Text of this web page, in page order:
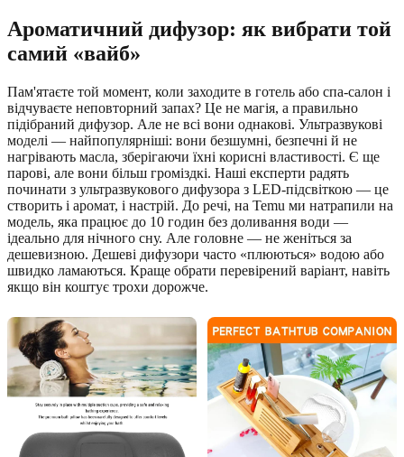
Ароматичний дифузор: як вибрати той
самий «вайб»
Пам'ятаєте той момент, коли заходите в готель або спа-салон і
відчуваєте неповторний запах? Це не магія, а правильно
підібраний дифузор. Але не всі вони однакові. Ультразвукові
моделі — найпопулярніші: вони безшумні, безпечні й не
нагрівають масла, зберігаючи їхні корисні властивості. Є ще
парові, але вони більш громіздкі. Наші експерти радять
починати з ультразвукового дифузора з LED-підсвіткою — це
створить і аромат, і настрій. До речі, на Temu ми натрапили на
модель, яка працює до 10 годин без доливання води —
ідеально для нічного сну. Але головне — не женіться за
дешевизною. Дешеві дифузори часто «плюються» водою або
швидко ламаються. Краще обрати перевірений варіант, навіть
якщо він коштує трохи дорожче.